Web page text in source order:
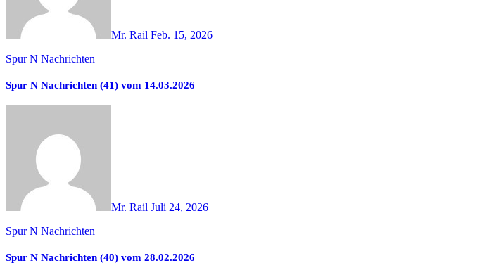
Mr. Rail Feb. 15, 2026
Spur N Nachrichten
Spur N Nachrichten (41) vom 14.03.2026
Mr. Rail Juli 24, 2026
Spur N Nachrichten
Spur N Nachrichten (40) vom 28.02.2026